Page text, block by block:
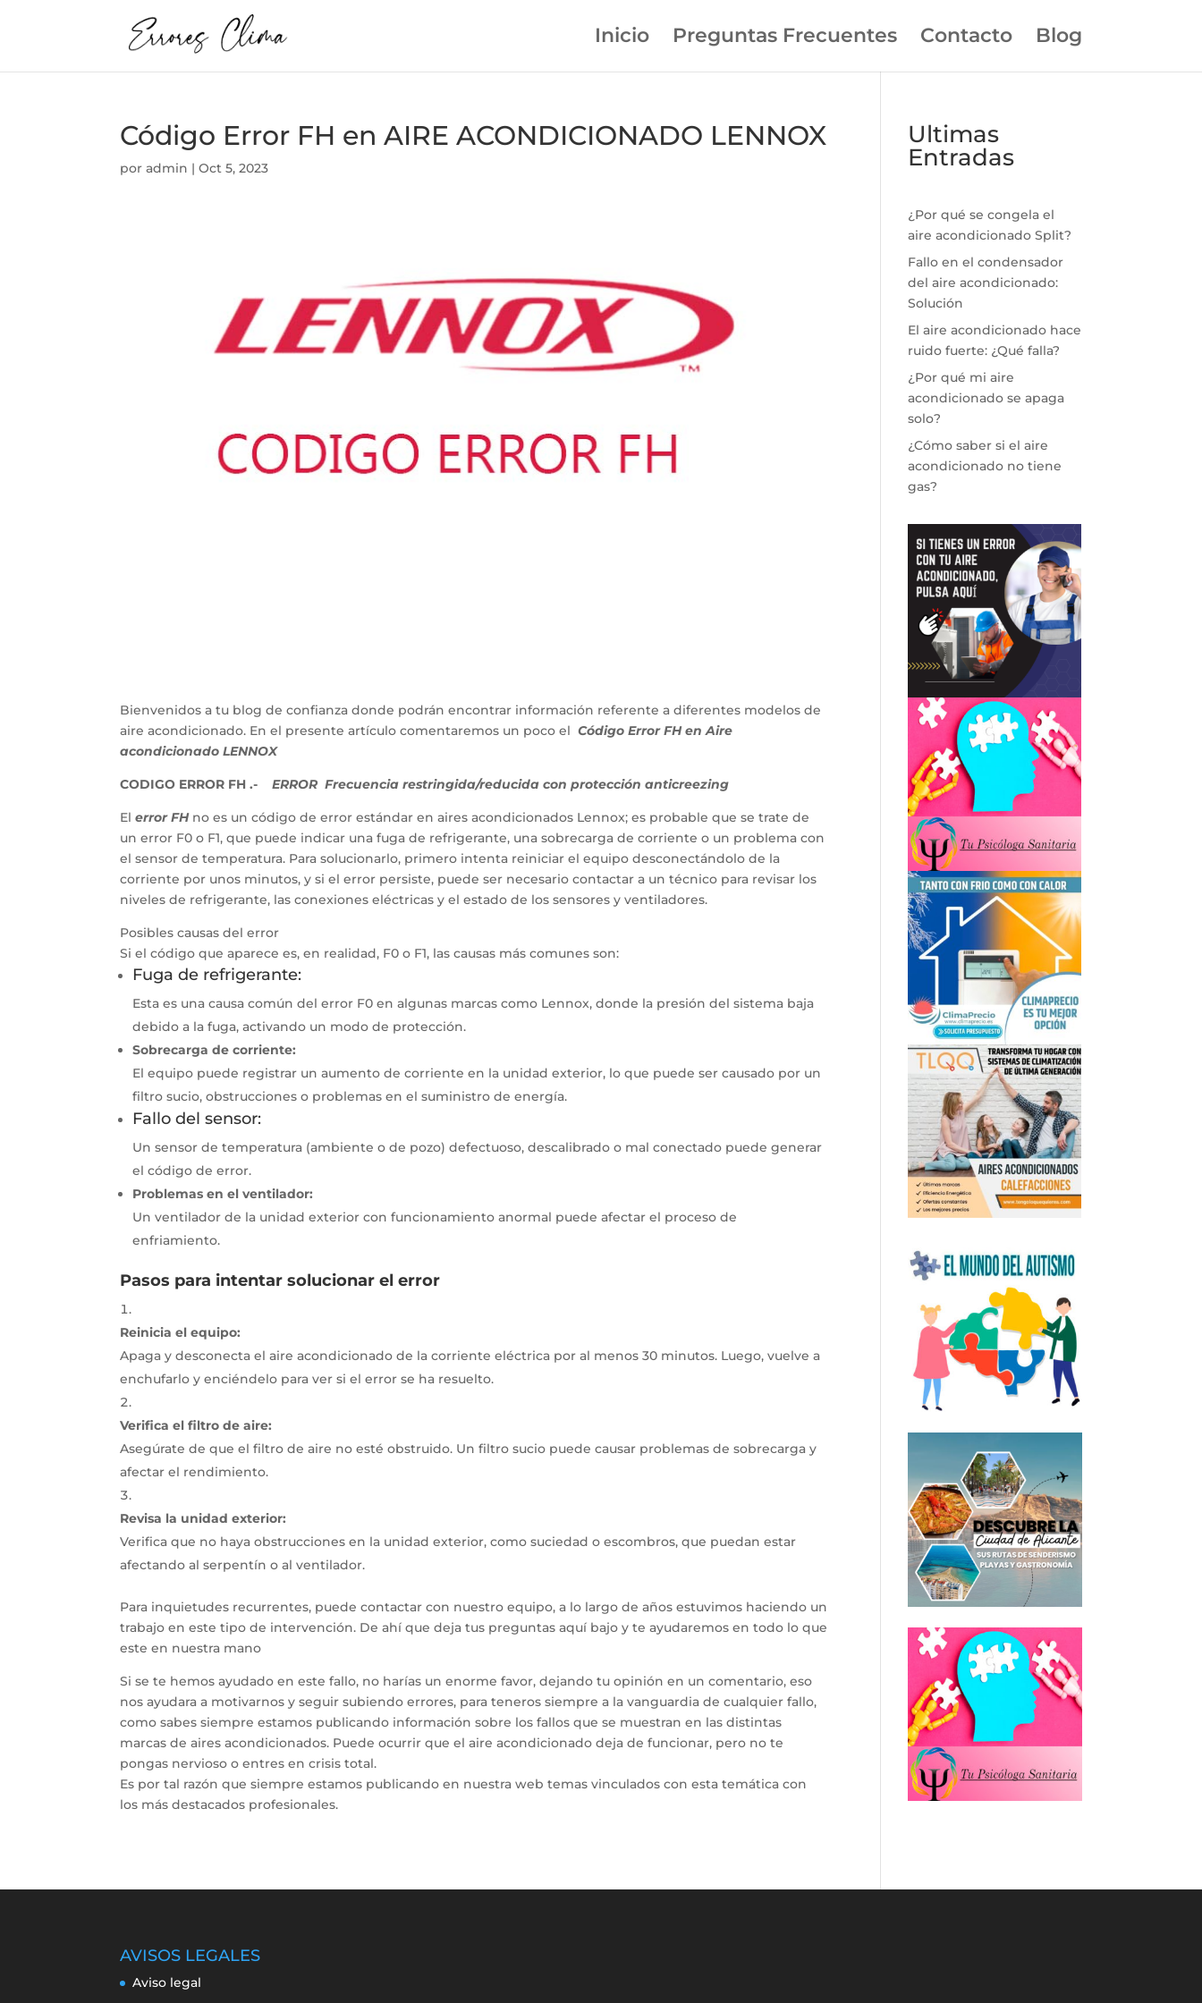
Inicio Preguntas Frecuentes Contacto Blog
Código Error FH en AIRE ACONDICIONADO LENNOX
poradmin |Oct 5, 2023
Bienvenidos a tu blog de confianza donde podrán encontrar información referente a diferentes modelos de
aire acondicionado. En el presente artículo comentaremos un poco elCódigo Error FH en Aire
acondicionado LENNOX
CODIGO ERROR FH .- ERROR Frecuencia restringida/reducida con protección anticreezing
Elerror FHno es un código de error estándar en aires acondicionados Lennox; es probable que se trate de
un error F0 o F1, que puede indicar una fuga de refrigerante, una sobrecarga de corriente o un problema con
el sensor de temperatura. Para solucionarlo, primero intenta reiniciar el equipo desconectándolo de la
corriente por unos minutos, y si el error persiste, puede ser necesario contactar a un técnico para revisar los
niveles de refrigerante, las conexiones eléctricas y el estado de los sensores y ventiladores.
Posibles causas del error
Si el código que aparece es, en realidad, F0 o F1, las causas más comunes son:
Fuga de refrigerante:
Esta es una causa común del error F0 en algunas marcas como Lennox, donde la presión del sistema baja
debido a la fuga, activando un modo de protección.
Sobrecarga de corriente:
El equipo puede registrar un aumento de corriente en la unidad exterior, lo que puede ser causado por un
filtro sucio, obstrucciones o problemas en el suministro de energía.
Fallo del sensor:
Un sensor de temperatura (ambiente o de pozo) defectuoso, descalibrado o mal conectado puede generar
el código de error.
Problemas en el ventilador:
Un ventilador de la unidad exterior con funcionamiento anormal puede afectar el proceso de
enfriamiento.
Pasos para intentar solucionar el error
Reinicia el equipo:
Apaga y desconecta el aire acondicionado de la corriente eléctrica por al menos 30 minutos. Luego, vuelve a
enchufarlo y enciéndelo para ver si el error se ha resuelto.
Verifica el filtro de aire:
Asegúrate de que el filtro de aire no esté obstruido. Un filtro sucio puede causar problemas de sobrecarga y
afectar el rendimiento.
Revisa la unidad exterior:
Verifica que no haya obstrucciones en la unidad exterior, como suciedad o escombros, que puedan estar
afectando al serpentín o al ventilador.
Para inquietudes recurrentes, puede contactar con nuestro equipo, a lo largo de años estuvimos haciendo un
trabajo en este tipo de intervención. De ahí que deja tus preguntas aquí bajo y te ayudaremos en todo lo que
este en nuestra mano
Si se te hemos ayudado en este fallo, no harías un enorme favor, dejando tu opinión en un comentario, eso
nos ayudara a motivarnos y seguir subiendo errores, para teneros siempre a la vanguardia de cualquier fallo,
como sabes siempre estamos publicando información sobre los fallos que se muestran en las distintas
marcas de aires acondicionados. Puede ocurrir que el aire acondicionado deja de funcionar, pero no te
pongas nervioso o entres en crisis total.
Es por tal razón que siempre estamos publicando en nuestra web temas vinculados con esta temática con
los más destacados profesionales.
Ultimas
Entradas
¿Por qué se congela el
aire acondicionado Split?
Fallo en el condensador
del aire acondicionado:
Solución
El aire acondicionado hace
ruido fuerte: ¿Qué falla?
¿Por qué mi aire
acondicionado se apaga
solo?
¿Cómo saber si el aire
acondicionado no tiene
gas?
AVISOS LEGALES
Aviso legal